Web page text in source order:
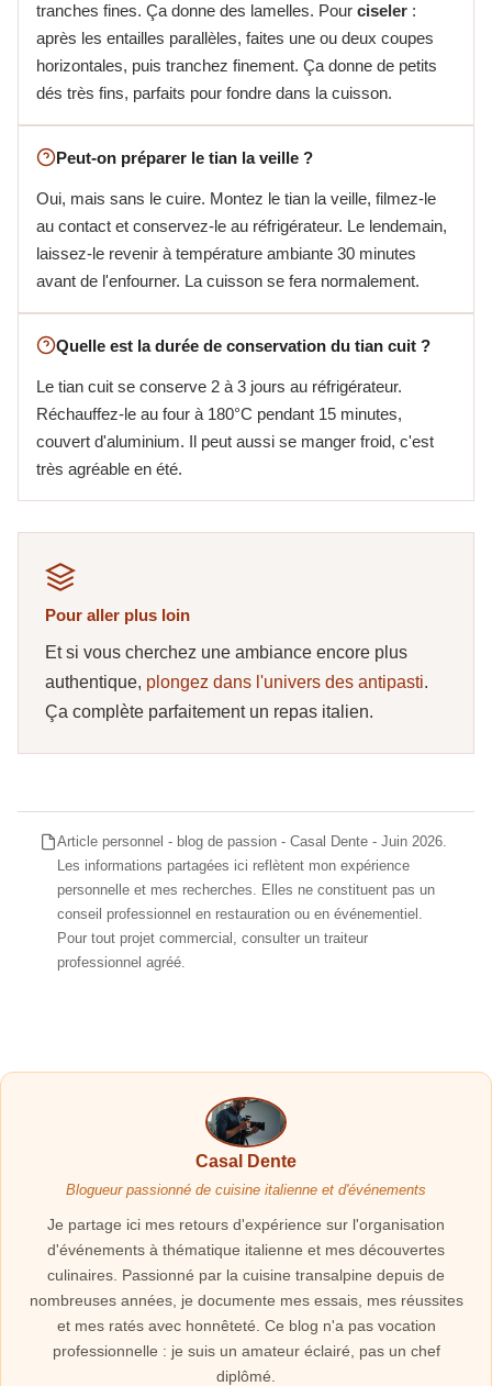
tranches fines. Ça donne des lamelles. Pour ciseler :
après les entailles parallèles, faites une ou deux coupes
horizontales, puis tranchez finement. Ça donne de petits
dés très fins, parfaits pour fondre dans la cuisson.
Peut-on préparer le tian la veille ?
Oui, mais sans le cuire. Montez le tian la veille, filmez-le
au contact et conservez-le au réfrigérateur. Le lendemain,
laissez-le revenir à température ambiante 30 minutes
avant de l'enfourner. La cuisson se fera normalement.
Quelle est la durée de conservation du tian cuit ?
Le tian cuit se conserve 2 à 3 jours au réfrigérateur.
Réchauffez-le au four à 180°C pendant 15 minutes,
couvert d'aluminium. Il peut aussi se manger froid, c'est
très agréable en été.
Pour aller plus loin
Et si vous cherchez une ambiance encore plus
authentique, plongez dans l'univers des antipasti.
Ça complète parfaitement un repas italien.
Article personnel - blog de passion - Casal Dente - Juin 2026.
Les informations partagées ici reflètent mon expérience
personnelle et mes recherches. Elles ne constituent pas un
conseil professionnel en restauration ou en événementiel.
Pour tout projet commercial, consulter un traiteur
professionnel agréé.
Casal Dente
Blogueur passionné de cuisine italienne et d'événements
Je partage ici mes retours d'expérience sur l'organisation
d'événements à thématique italienne et mes découvertes
culinaires. Passionné par la cuisine transalpine depuis de
nombreuses années, je documente mes essais, mes réussites
et mes ratés avec honnêteté. Ce blog n'a pas vocation
professionnelle : je suis un amateur éclairé, pas un chef
diplômé.